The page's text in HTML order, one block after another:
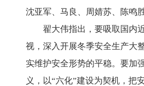
沈亚军、马良、周婧苏、陈鸣
翟大伟指出，要吸取国内
视，深入开展冬季安全生产大
实维护安全形势的平稳。要加
义，以“六化”建设为契机，把